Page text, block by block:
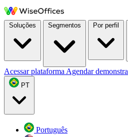
Soluções Segmentos Por perfil
Acessar plataforma Agendar
PT
Português